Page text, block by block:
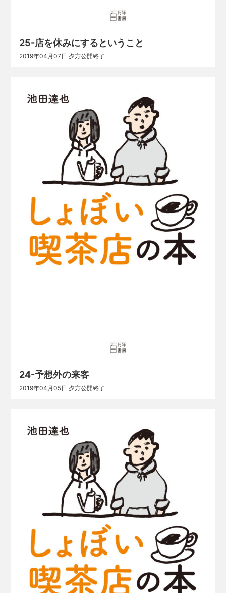
25-店を休みにするということ
2019年04月07日 夕方公開終了
24-予想外の来客
2019年04月05日 夕方公開終了